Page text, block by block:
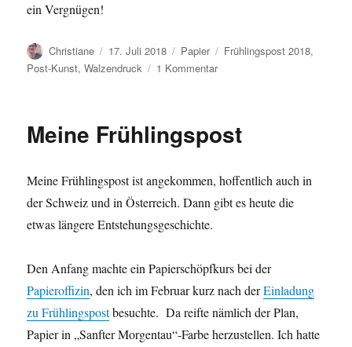
ein Vergnügen!
Autor
Christiane
Veröffentlicht
am
17. Juli 2018 Kategorien
Papier Schlagwörter
Frühlingspost 2018,
Post-Kunst,Walzendruck 1 Kommentarzu
Frühlingspost
Gruppe
3
Meine Frühlingspost
Meine Frühlingspost ist angekommen, hoffentlich auch in
der Schweiz und in Österreich. Dann gibt es heute die
etwas längere Entstehungsgeschichte.
Den Anfang machte ein Papierschöpfkurs bei der
Papieroffizin, den ich im Februar kurz nach derEinladung
zu Frühlingspostbesuchte. Da reifte nämlich der Plan,
Papier in „Sanfter Morgentau“-Farbe herzustellen. Ich hatte